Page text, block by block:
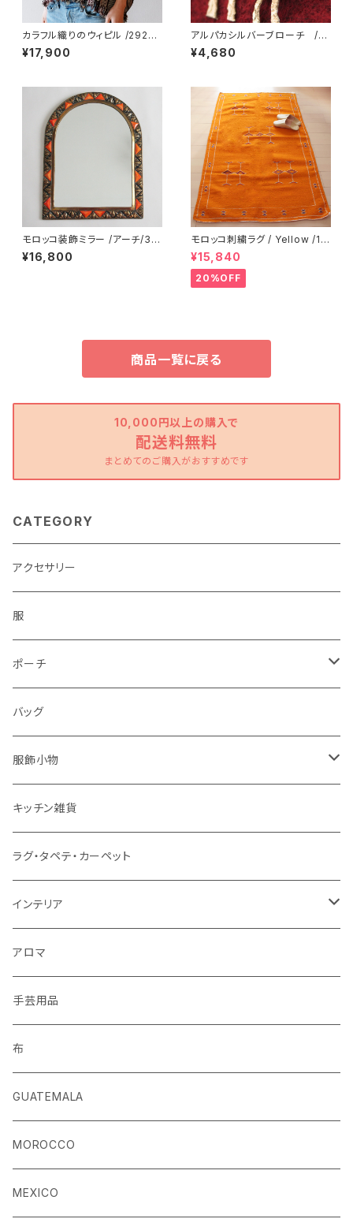
カラフル織りのウィピル /292a/
GUATEMALA グアテマラ
¥17,900
アルパカシルバーブローチ /p
b32/ PERU
¥4,680
モロッコ装飾ミラー /アーチ/31/
MOROCCO
¥16,800
モロッコ刺繍ラグ / Yellow /18
3/ MOROCCO
¥15,840
20%OFF
商品一覧に戻る
10,000円以上の購入で
配送料無料
まとめてのご購入がおすすめです
CATEGORY
アクセサリー
服
ポーチ
パソコンケース
バッグ
服飾小物
ストール
ベルト
キーホルダー
手袋
キッチン雑貨
ラグ・タペテ・カーペット
インテリア
クッションカバー
アロマ
手芸用品
布
GUATEMALA
MOROCCO
MEXICO